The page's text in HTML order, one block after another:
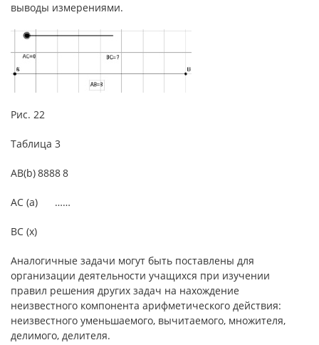
выводы измерениями.
Рис. 22
Таблица 3
AB(b)88888
АС (a) ……
ВC (x)
Аналогичные задачи могут быть поставлены для
организации деятельности учащихся при изучении
правил решения других задач на нахождение
неизвестного компонента арифметического действия:
неизвестного уменьшаемого, вычитаемого, множителя,
делимого, делителя.